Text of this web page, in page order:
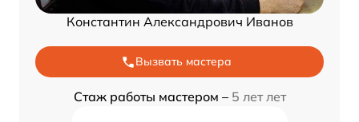
Константин Александрович Иванов
Вызвать мастера
Стаж работы мастером – 5 лет лет